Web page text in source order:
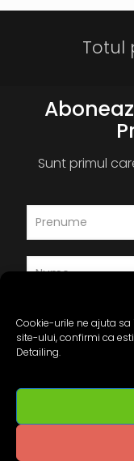
Cookie-urile ne ajuta
site-ului, confirmi ca
Detailing.
Totul
Sunt primul